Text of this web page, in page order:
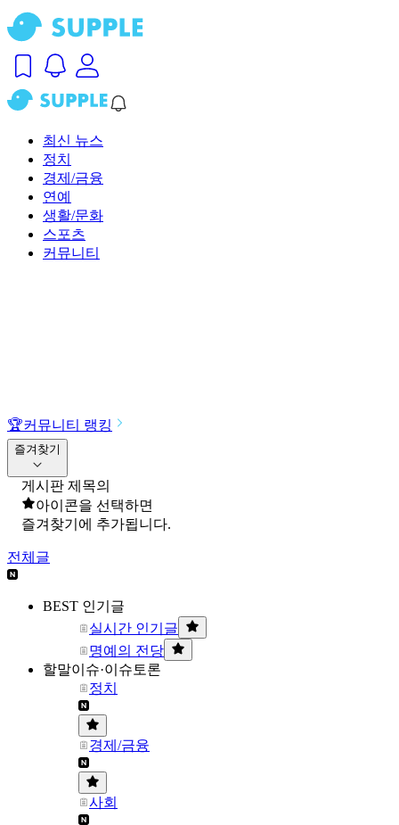
최신 뉴스
정치
경제/금융
연예
생활/문화
스포츠
커뮤니티
🏆커뮤니티 랭킹
즐겨찾기
게시판 제목의
아이콘을 선택하면
즐겨찾기에 추가됩니다.
전체글
BEST 인기글
실시간 인기글
명예의 전당
할말이슈·이슈토론
정치
경제/금융
사회